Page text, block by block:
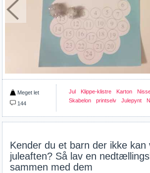
Meget let
144
Jul Klippe-klistre Karton
Skabelon
printselv Julepynt
Kender du et barn der ikke kan
juleaften? Så lav en
sammen med dem